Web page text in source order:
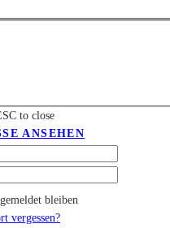
to close
ANSEHEN
bleiben
vergessen?